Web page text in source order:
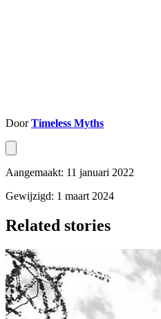
DoorTimeless Myths
Aangemaakt: 11 januari 2022
Gewijzigd: 1 maart 2024
Related stories